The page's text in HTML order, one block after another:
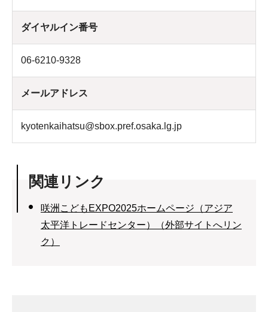
ダイヤルイン番号
06-6210-9328
メールアドレス
kyotenkaihatsu@sbox.pref.osaka.lg.jp
関連リンク
咲洲こどもEXPO2025ホームページ（アジア
太平洋トレードセンター）（外部サイトへリン
ク）